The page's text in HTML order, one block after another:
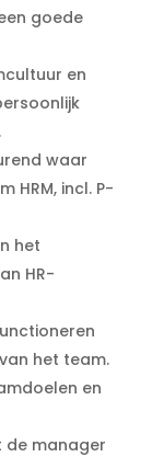
goede
en
waar
HRM, incl. P-
het
HR-
het team.
en
de manager